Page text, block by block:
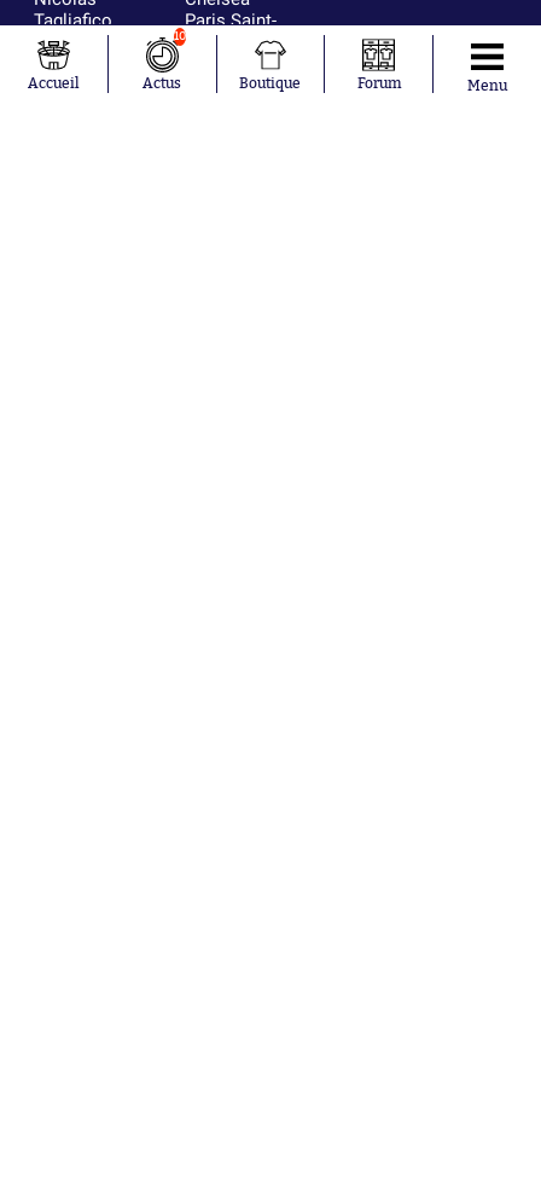
Tagliafico
Pavel Šulc
Gauthier Hein
Lionel Messi
Paris Saint-
Germain
Olympique
lyonnais
Accueil
10
Actus Boutique Forum Menu